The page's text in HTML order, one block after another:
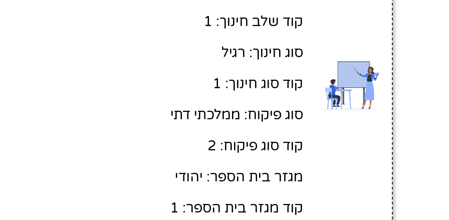
קוד שלב חינוך: 1
סוג חינוך: רגיל
קוד סוג חינוך: 1
סוג פיקוח: ממלכתי דתי
קוד סוג פיקוח: 2
מגזר בית הספר: יהודי
קוד מגזר בית הספר: 1